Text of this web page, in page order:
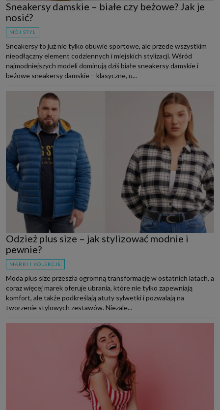
Sneakersy damskie – białe czy beżowe? Jak je
nosić?
MÓJ STYL
Sneakersy to już nie tylko obuwie sportowe, ale przede wszystkim
nieodłączny element codziennych i miejskich stylizacji. Wśród
najmodniejszych modeli dominują dziś białe sneakersy damskie i
beżowe sneakersy damskie – klasyczne, u...
Odzież plus size – jak stylizować modnie i
pewnie?
MARKI I KOLEKCJE
Moda plus size przeszła ogromną transformację w ostatnich latach, a
coraz więcej marek oferuje ubrania, które nie tylko zapewniają
komfort, ale także podkreślają atuty sylwetki i pozwalają na
tworzenie stylowych zestawów. Niezale...